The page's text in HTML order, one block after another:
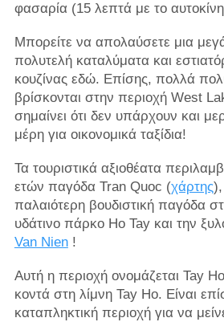
φασαρία (15 λεπτά με το
Μπορείτε να απολαύσετε μια
πολυτελή καταλύματα και
κουζίνας εδώ. Επίσης, πολλά
βρίσκονται στην περιοχή West
σημαίνει ότι δεν υπάρχουν και
μέρη για οικονομικά ταξίδια!
Τα τουριστικά αξιοθέατα
ετών παγόδα Tran Quoc (χάρτης),
παλαιότερη βουδιστική παγόδα
υδάτινο πάρκο Ho Tay και την
Van Nien!
Αυτή η περιοχή ονομάζεται Tay
κοντά στη λίμνη Tay Ho. Είναι
καταπληκτική περιοχή για να